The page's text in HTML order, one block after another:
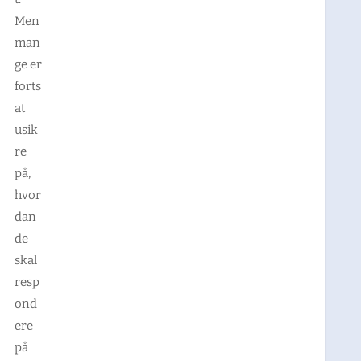
Men
man
ge er
forts
at
usik
re
på,
hvor
dan
de
skal
resp
ond
ere
på